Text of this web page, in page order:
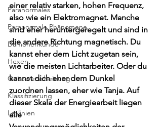
Paranormales
Paranormale Phänomene
Dämonenkunde
Hexen
Geistererscheinung
Klassifizierung
Leylinien
einer relativ starken, hohen Frequenz,
also wie ein Elektromagnet. Manche
sind eher heruntergeregelt und sind in
die andere Richtung magnetisch. Du
kannst eher dem Licht zugetan sein,
wie die meisten Lichtarbeiter. Oder du
kannst dich eher dem Dunkel
zuordnen lassen, eher wie Tanja. Auf
dieser Skala der Energiearbeit liegen
alle